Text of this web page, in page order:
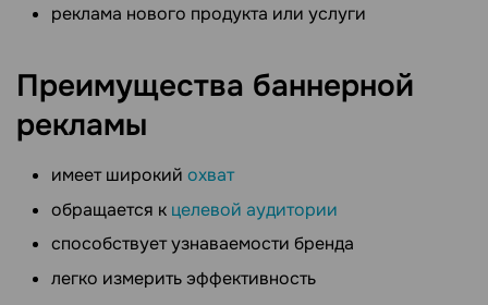
реклама нового продукта или услуги
Преимущества баннерной
рекламы
имеет широкий охват
обращается к целевой аудитории
способствует узнаваемости бренда
легко измерить эффективность